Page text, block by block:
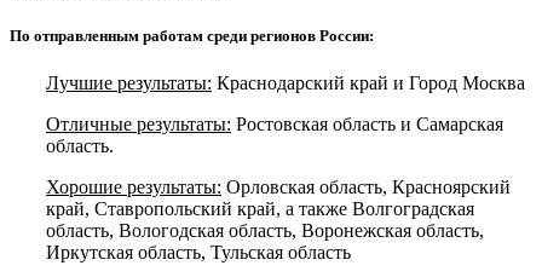
По отправленным работам среди регионов России:
Лучшие результаты: Краснодарский край и Город Москва
Отличные результаты: Ростовская область и Самарская
область.
Хорошие результаты: Орловская область, Красноярский
край, Ставропольский край, а также Волгоградская
область, Вологодская область, Воронежская область,
Иркутская область, Тульская область